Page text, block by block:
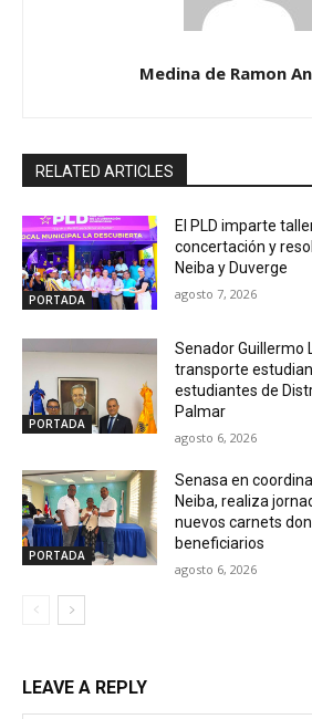
Medina de Ramon
RELATED ARTICLES
PORTADA
El PLD imparte
concertación y
Neiba y Duverge
agosto 7, 2026
PORTADA
Senador Guillermo
transporte
estudiantes de
Palmar
agosto 6, 2026
PORTADA
Senasa en
Neiba, realiza
nuevos carnets
beneficiarios
agosto 6, 2026
LEAVE A REPLY